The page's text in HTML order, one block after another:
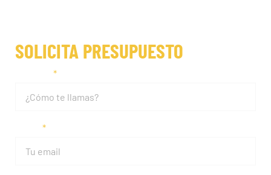
SOLICITA PRESUPUESTO